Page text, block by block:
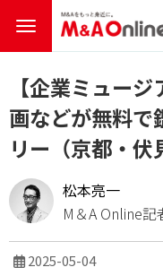
【企業ミュー
画などが無料で
リー（京都・伏
松本亮一
M＆A Online記
2025-05-04